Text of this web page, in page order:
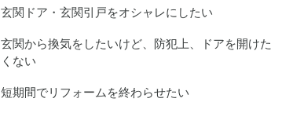
玄関ドア・玄関引戸をオシャレにしたい
玄関から換気をしたいけど、防犯上、ドアを開けた
くない
短期間でリフォームを終わらせたい